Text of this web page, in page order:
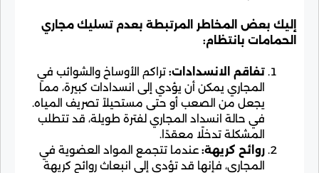
إليك بعض المخاطر المرتبطة بعدم تسليك مجاري
الحمامات بانتظام:
تفاقم الانسدادات: تراكم الأوساخ والشوائب في
المجاري يمكن أن يؤدي إلى انسدادات كبيرة، مما
يجعل من الصعب أو حتى مستحيلاً تصريف المياه.
في حالة انسداد المجاري لفترة طويلة، قد تتطلب
المشكلة تدخلًا معقدًا.
روائح كريهة: عندما تتجمع المواد العضوية في
المجاري، فإنها قد تؤدي إلى انبعاث روائح كريهة